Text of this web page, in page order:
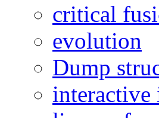
critical
evolution
Dump
interactive